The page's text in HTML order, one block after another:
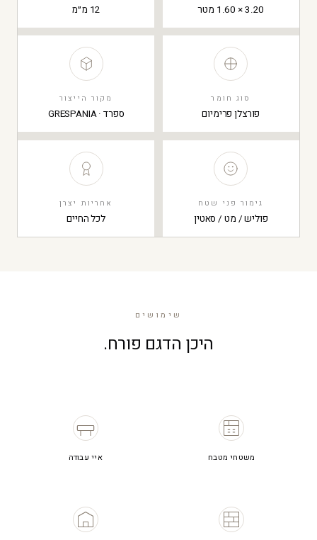
3.20 × 1.60 מטר 12 מ״מ
סוג חומר
פורצלן פרימיום
מקור הייצור
ספרד · GRESPANIA
גימור פני שטח
פוליש / מט / סאטין
אחריות יצרן
לכל החיים
שימושים
היכן הדגם פורח.
משטחי מטבח איי עבודה